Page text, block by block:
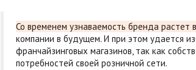
Со временем узнаваемость бренда растет
компании в будущем. И при этом удается
франчайзинговых магазинов, так как
потребностей своей розничной сети.